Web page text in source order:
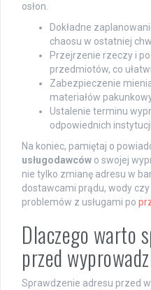
osłon.
Dokładne
chaosu w ostatniej
Przejrzenie rzeczy i
przedmiotów, co
Zabezpieczenie
materiałów
Ustalenie terminu
odpowiednich
Na koniec, pamiętaj o
usługodawców o swojej
nie tylko zmianę adresu w
dostawcami prądu, wody
problemów z usługami po
Dlaczego warto
przed
Sprawdzenie adresu przed